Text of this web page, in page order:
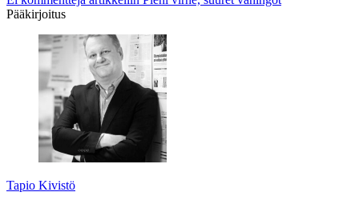
Pääkirjoitus
Tapio Kivistö